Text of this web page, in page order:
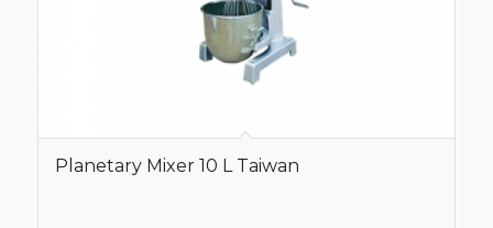
Planetary Mixer 10 L Taiwan